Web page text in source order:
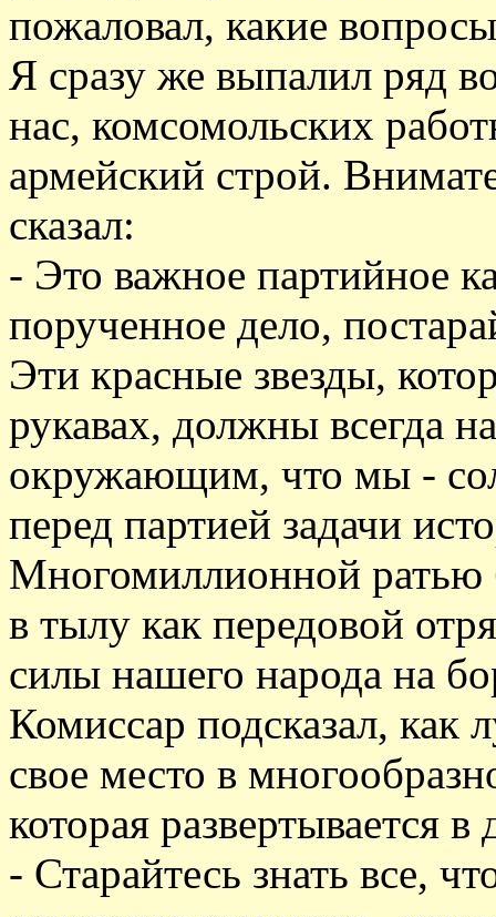
пожаловал, какие
Я сразу же выпалил ряд
нас, комсомольских
армейский строй.
сказал:
- Это важное партийное
порученное дело,
Эти красные звезды,
рукавах, должны всегда
окружающим, что мы -
перед партией задачи
Многомиллионной ратью
в тылу как передовой
силы нашего народа на
Комиссар подсказал, как
свое место в
которая развертывается в
- Старайтесь знать все,